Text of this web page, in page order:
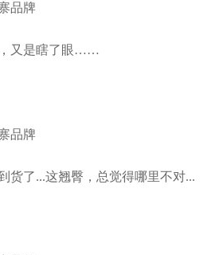
又是瞎了眼……
货了...这翘臀，总觉得哪里不对...